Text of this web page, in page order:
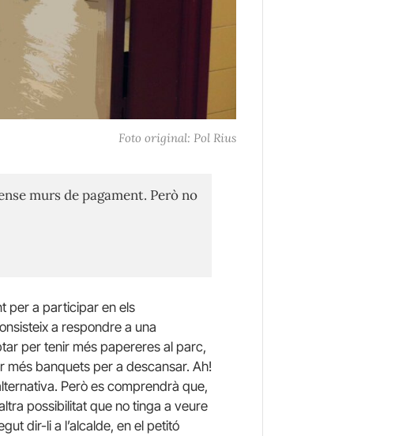
Foto original: Pol Rius
murs de pagament. Però no
per a participar en els
a respondre a una
per tenir més papereres al parc,
més banquets per a descansar. Ah!
Però es comprendrà que,
possibilitat que no tinga a veure
dir-li a l’alcalde, en el petitó